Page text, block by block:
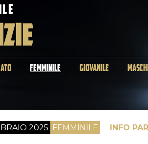
FEMMINILE GIOVANILE
2025 FEMMINILE INFO